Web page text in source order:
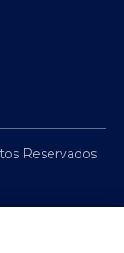
Reservados